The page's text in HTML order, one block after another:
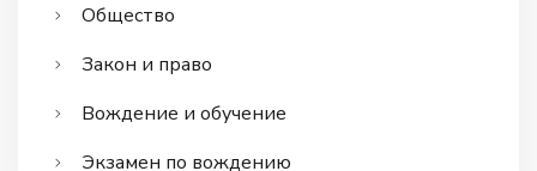
Общество
Закон и право
Вождение и обучение
Экзамен по вождению